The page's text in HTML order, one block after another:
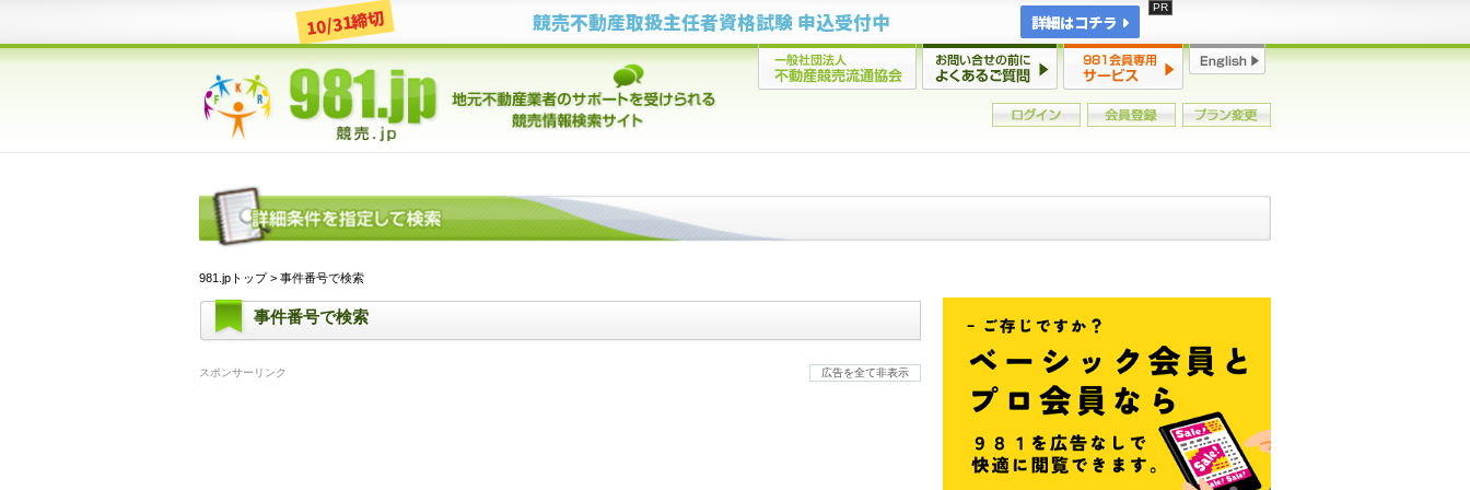
10/31締切 競売不動産取扱主任者資格試験 申込受付中 詳細はコチラ
981.jpトップ> 事件番号で検索
事件番号で検索
スポンサーリンク 広告を全て非表示